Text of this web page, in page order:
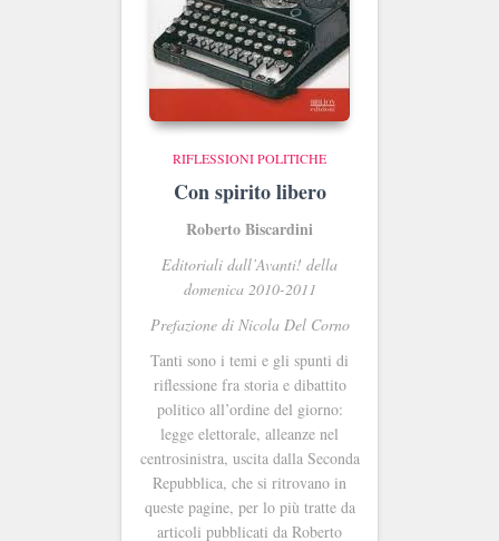
RIFLESSIONI POLITICHE
Con spirito libero
Roberto Biscardini
Editoriali dall’Avanti! della
domenica 2010-2011
Prefazione di Nicola Del Corno
Tanti sono i temi e gli spunti di
riflessione fra storia e dibattito
politico all’ordine del giorno:
legge elettorale, alleanze nel
centrosinistra, uscita dalla Seconda
Repubblica, che si ritrovano in
queste pagine, per lo più tratte da
articoli pubblicati da Roberto